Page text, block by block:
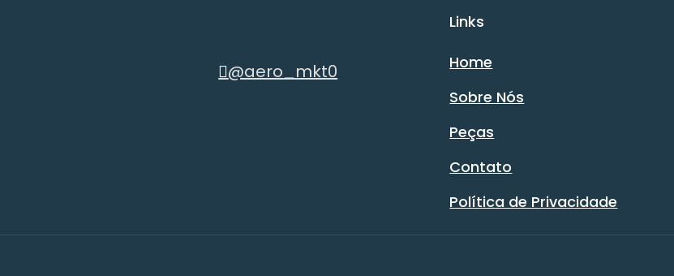
@aero_mkt0
Links
Home
Sobre Nós
Peças
Contato
Política de Privacidade